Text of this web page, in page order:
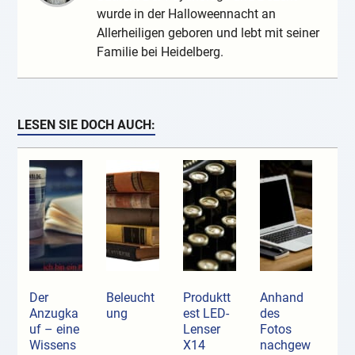
wurde in der Halloweennacht an
Allerheiligen geboren und lebt mit seiner
Familie bei Heidelberg.
LESEN SIE DOCH AUCH:
Der
Anzugka
uf ­– eine
Wissens
Beleucht
ung
Produktt
est LED-
Lenser
X14
Anhand
des
Fotos
nachgew